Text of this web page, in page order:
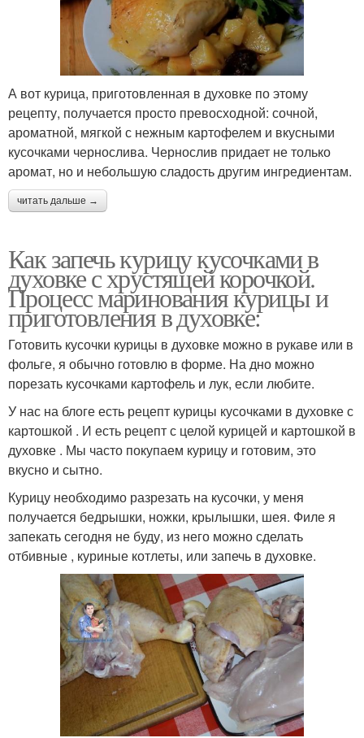
А вот курица, приготовленная в духовке по этому
рецепту, получается просто превосходной: сочной,
ароматной, мягкой с нежным картофелем и вкусными
кусочками чернослива. Чернослив придает не только
аромат, но и небольшую сладость другим ингредиентам.
читать дальше →
Как запечь курицу кусочками в
духовке с хрустящей корочкой.
Процесс маринования курицы и
приготовления в духовке:
Готовить кусочки курицы в духовке можно в рукаве или в
фольге, я обычно готовлю в форме. На дно можно
порезать кусочками картофель и лук, если любите.
У нас на блоге есть рецепт курицы кусочками в духовке с
картошкой . И есть рецепт с целой курицей и картошкой в
духовке . Мы часто покупаем курицу и готовим, это
вкусно и сытно.
Курицу необходимо разрезать на кусочки, у меня
получается бедрышки, ножки, крылышки, шея. Филе я
запекать сегодня не буду, из него можно сделать
отбивные , куриные котлеты, или запечь в духовке.